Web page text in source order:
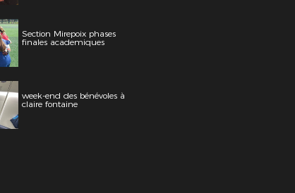
Section Mirepoix phases
finales academiques
week-end des bénévoles à
claire fontaine